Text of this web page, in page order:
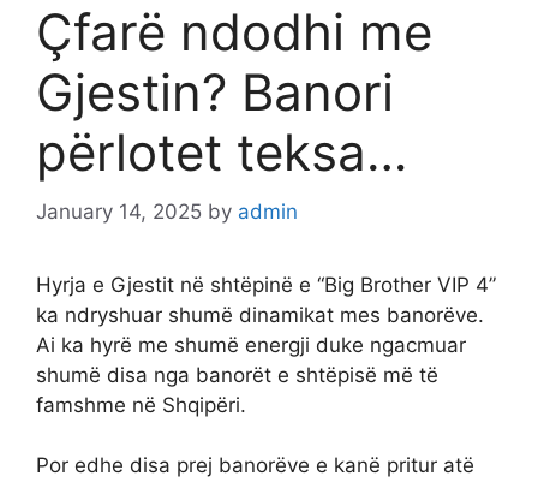
Çfarë ndodhi me
Gjestin? Banori
përlotet teksa…
January 14, 2025 by admin
Hyrja e Gjestit në shtëpinë e “Big Brother VIP 4”
ka ndryshuar shumë dinamikat mes banorëve.
Ai ka hyrë me shumë energji duke ngacmuar
shumë disa nga banorët e shtëpisë më të
famshme në Shqipëri.
Por edhe disa prej banorëve e kanë pritur atë